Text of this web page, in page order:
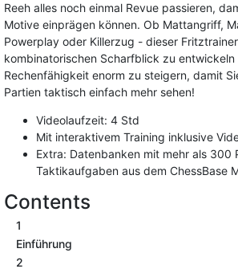
Reeh alles noch einmal Revue passieren,
Motive einprägen können. Ob Mattangriff,
Powerplay oder Killerzug - dieser
kombinatorischen Scharfblick zu entwickeln
Rechenfähigkeit enorm zu steigern, damit
Partien taktisch einfach mehr sehen!
Videolaufzeit: 4 Std
Mit interaktivem Training inklusive
Extra: Datenbanken mit mehr als 300
Taktikaufgaben aus dem ChessBase
Contents
1
Einführung
2